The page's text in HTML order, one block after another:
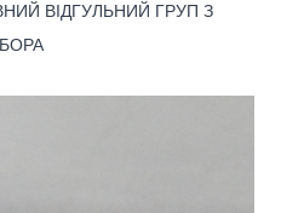
ВІДГУЛЬНИЙ ГРУП З